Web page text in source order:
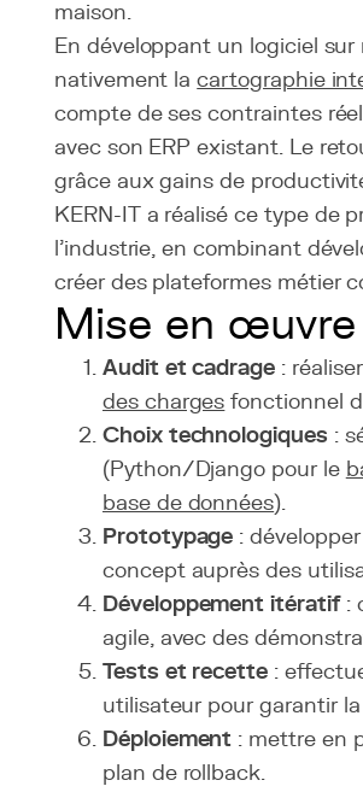
maison.
En développant un logiciel
nativement lacartographie
compte de ses contraintes
avec son ERP existant. Le
grâce aux gains de
KERN-IT a réalisé ce type de
l'industrie, en combinant
créer des plateformes métier
Mise en œuvre
Audit et cadrage :
des charges fonctionnel
Choix technologiques :
(Python/Django pour le
base de données).
Prototypage :
concept auprès des
Développement itératif:
agile, avec des
Tests et recette :
utilisateur pour garantir
Déploiement : mettre en
plan de rollback.